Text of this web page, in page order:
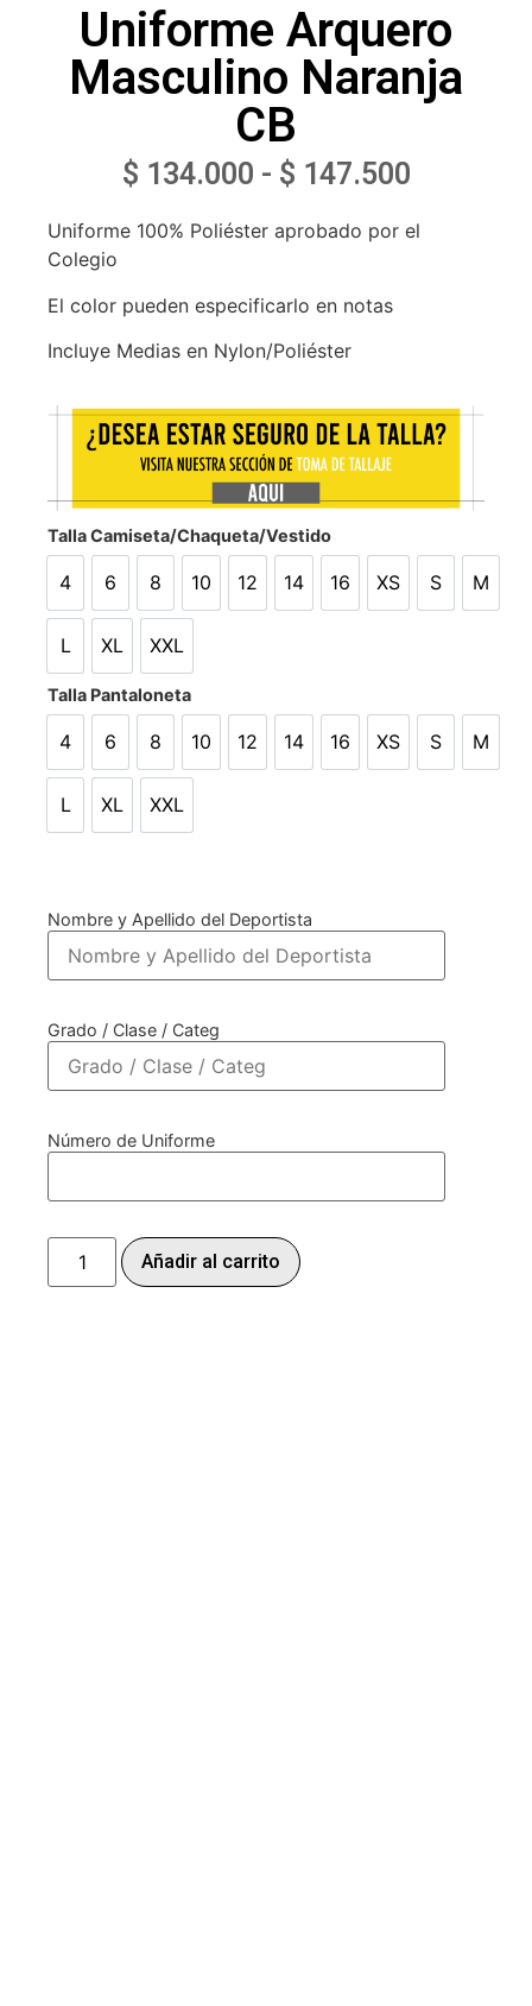
Uniforme Arquero
Masculino Naranja
CB
$ 134.000 - $ 147.500
Uniforme 100% Poliéster aprobado por el
Colegio
El color pueden especificarlo en notas
Incluye Medias en Nylon/Poliéster
Talla Camiseta/Chaqueta/Vestido
4 6 8
8
10 12 14 16 XS
XS
S
S
M
L XL XXL
Talla Pantaloneta
4 6 8
8
10 12 14 16 XS
XS
S
S
M
L XL XXL
Nombre y Apellido del Deportista
Grado / Clase / Categ
Número de Uniforme
Añadir al carrito